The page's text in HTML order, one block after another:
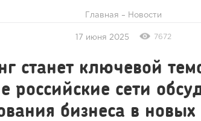
Главная – Новости
17 июня 2025 7672
станет ключевой
сети
бизнеса в